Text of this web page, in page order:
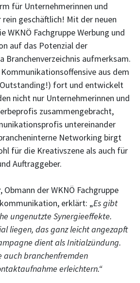
für Unternehmerinnen und
rein geschäftlich! Mit der neuen
WKNÖ Fachgruppe Werbung und
auf das Potenzial der
Branchenverzeichnis aufmerksam.
aus dem
fort und entwickelt
nicht nur Unternehmerinnen und
zusammengebracht,
untereinander
Networking birgt
für die Kreativszene als auch für
Auftraggeber.
, Obmann der WKNÖ Fachgruppe
erklärt: „Es gibt
ungenutzte Synergieeffekte.
liegen, das ganz leicht angezapft
dient als Initialzündung.
auch branchenfremden
erleichtern.“